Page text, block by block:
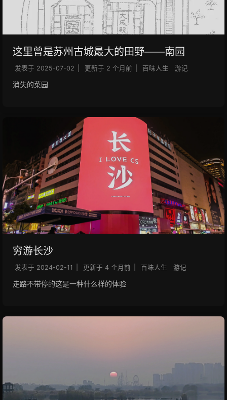
这里曾是苏州古城最大的田野——南园
发表于 2025-07-02 更新于 2 个月前 百味人生 游记
消失的菜园
穷游长沙
发表于 2024-02-11 更新于 4 个月前 百味人生 游记
走路不带停的这是一种什么样的体验